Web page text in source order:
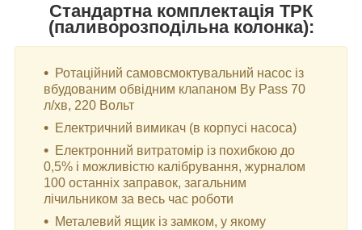
Стандартна комплектація ТРК
(паливорозподільна колонка):
Ротаційний самовсмоктувальний насос із
вбудованим обвідним клапаном By Pass 70
л/хв, 220 Вольт
Електричний вимикач (в корпусі насоса)
Електронний витратомір із похибкою до
0,5% і можливістю калібрування, журналом
100 останніх заправок, загальним
лічильником за весь час роботи
Металевий ящик із замком, у якому